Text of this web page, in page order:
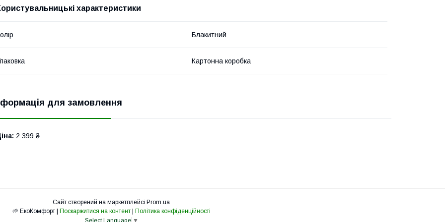
характеристики
Блакитний
Картонна коробка
для замовлення
2 399 ₴
Сайт створений на маркетплейсі Prom.ua
Поскаржитися на контент
Політика конфіденційності